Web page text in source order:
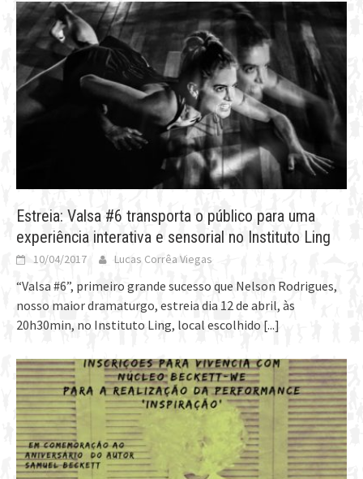
Estreia: Valsa #6 transporta o público para uma
experiência interativa e sensorial no Instituto Ling
10/04/2017 Lucas Corrêa Viegas
“Valsa #6”, primeiro grande sucesso que Nelson Rodrigues,
nosso maior dramaturgo, estreia dia 12 de abril, às
20h30min, no Instituto Ling, local escolhido [...]